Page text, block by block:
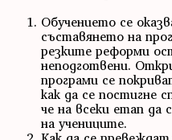
Обучението се
съставянето на
резките реформи
неподготвени.
програми се
как да се постигне
че на всеки етап
на учениците.